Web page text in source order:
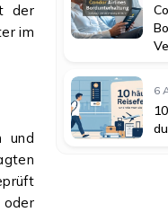
der
im
und
oder
6